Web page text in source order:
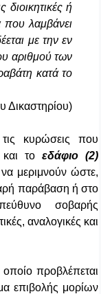
διοικητικές ή
που λαμβάνει
με την εν
αριθμού των
κατά το
Δικαστηρίου)
κυρώσεις που
και τοεδάφιο (2)
μεριμνούν ώστε,
παράβαση ή στο
σοβαρής
αναλογικές και
προβλέπεται
επιβολής μορίων